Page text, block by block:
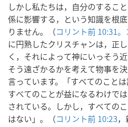
しかし私たちは，自分のするこ
係に影響する，という知識を根
りません。（コリント前 10:31。
に円熟したクリスチャンは，正
く，それによって神にいっそう
そう遠ざかるかを考えて物事を
言っています。「すべてのことは
すべてのことが益になるわけで
されている。しかし，すべての
はない」。（コリント前 10:23